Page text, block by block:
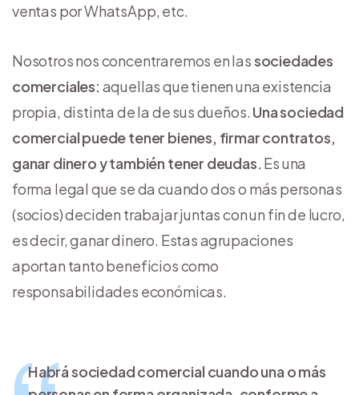
ventas por WhatsApp, etc.
Nosotros nos concentraremos en lassociedades
comerciales: aquellas que tienen una existencia
propia, distinta de la de sus dueños. Una sociedad
comercial puede tener bienes, firmar contratos,
ganar dinero y también tener deudas. Es una
forma legal que se da cuando dos o más personas
(socios) deciden trabajar juntas con un fin de lucro,
es decir, ganar dinero. Estas agrupaciones
aportan tanto beneficios como
responsabilidades económicas.
Habrá sociedad comercial cuando una o más